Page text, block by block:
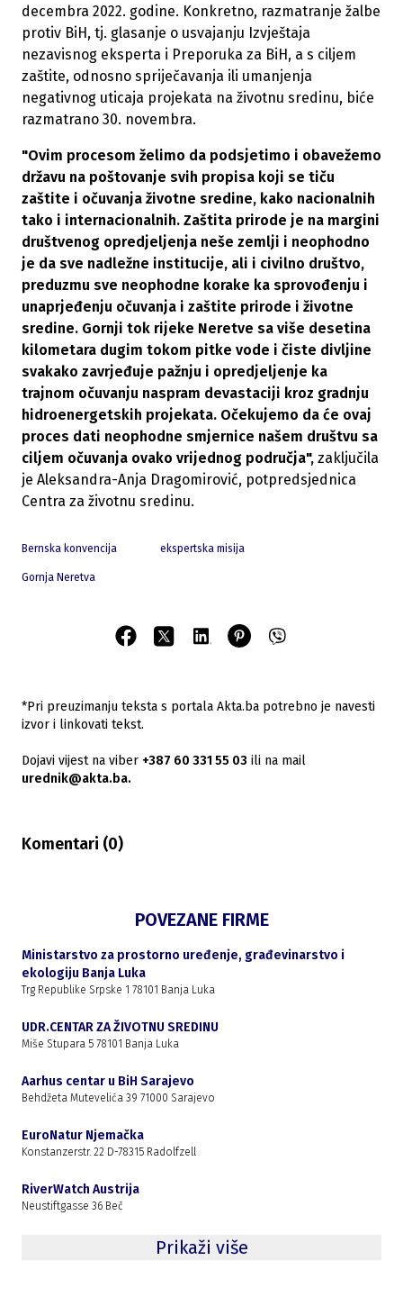
decembra 2022. godine. Konkretno, razmatranje žalbe
protiv BiH, tj. glasanje o usvajanju Izvještaja
nezavisnog eksperta i Preporuka za BiH, a s ciljem
zaštite, odnosno spriječavanja ili umanjenja
negativnog uticaja projekata na životnu sredinu, biće
razmatrano 30. novembra.
"Ovim procesom želimo da podsjetimo i obavežemo
državu na poštovanje svih propisa koji se tiču
zaštite i očuvanja životne sredine, kako nacionalnih
tako i internacionalnih. Zaštita prirode je na margini
društvenog opredjeljenja neše zemlji i neophodno
je da sve nadležne institucije, ali i civilno društvo,
preduzmu sve neophodne korake ka sprovođenju i
unaprjeđenju očuvanja i zaštite prirode i životne
sredine. Gornji tok rijeke Neretve sa više desetina
kilometara dugim tokom pitke vode i čiste divljine
svakako zavrjeđuje pažnju i opredjeljenje ka
trajnom očuvanju naspram devastaciji kroz gradnju
hidroenergetskih projekata. Očekujemo da će ovaj
proces dati neophodne smjernice našem društvu sa
ciljem očuvanja ovako vrijednog područja", zaključila
je Aleksandra-Anja Dragomirović, potpredsjednica
Centra za životnu sredinu.
Bernska konvencija ekspertska misija
Gornja Neretva
*Pri preuzimanju teksta s portala Akta.ba potrebno je navesti
izvor i linkovati tekst.
Dojavi vijest na viber +387 60 331 55 03 ili na mail
urednik@akta.ba.
Komentari (0)
POVEZANE FIRME
Ministarstvo za prostorno uređenje, građevinarstvo i
ekologiju Banja Luka
Trg Republike Srpske 1 78101 Banja Luka
UDR.CENTAR ZA ŽIVOTNU SREDINU
Miše Stupara 5 78101 Banja Luka
Aarhus centar u BiH Sarajevo
Behdžeta Mutevelića 39 71000 Sarajevo
EuroNatur Njemačka
Konstanzerstr. 22 D-78315 Radolfzell
RiverWatch Austrija
Neustiftgasse 36 Beč
Prikaži više